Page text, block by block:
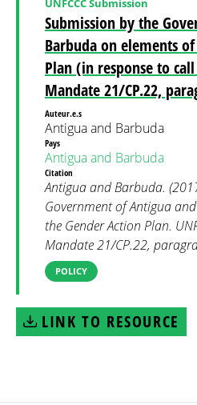
Submission by the
Barbuda on elements
Plan (in response to
Mandate 21/CP.22,
Auteur.e.s
Antigua and Barbuda
Pays
Antigua and Barbuda
Citation
Antigua and Barbuda.
Government of Antigua
the Gender Action Plan.
Mandate 21/CP.22,
POLICY
LINK TO RESOURCE